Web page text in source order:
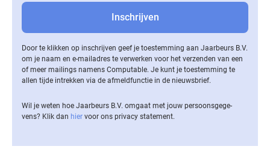
Door te klikken op inschrijven geef je toestemming aan Jaarbeurs B.V.
om je naam en e-mailadres te verwerken voor het verzenden van een
of meer mailings namens Computable. Je kunt je toestemming te
allen tijde intrekken via de af­meld­func­tie in de nieuwsbrief.
Wil je weten hoe Jaarbeurs B.V. omgaat met jouw per­soons­ge­ge­
vens? Klik dan hier voor ons privacy statement.